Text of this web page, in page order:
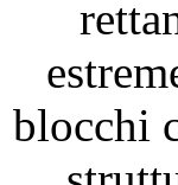
blocchi